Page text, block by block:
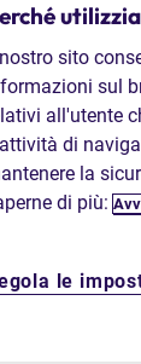
sito
sul
all'utente
di
la
di più:
le